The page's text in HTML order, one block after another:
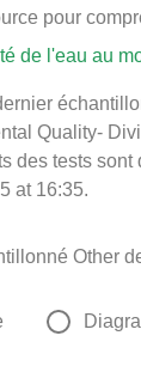
pour
de l'eau au
Quality-
des tests
at 16:35.
Other